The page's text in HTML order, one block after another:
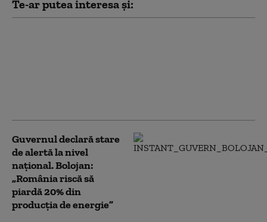
Te-ar putea interesa și:
Guvernul declară stare
de alertă la nivel
național. Bolojan:
„România riscă să
piardă 20% din
producția de energie”